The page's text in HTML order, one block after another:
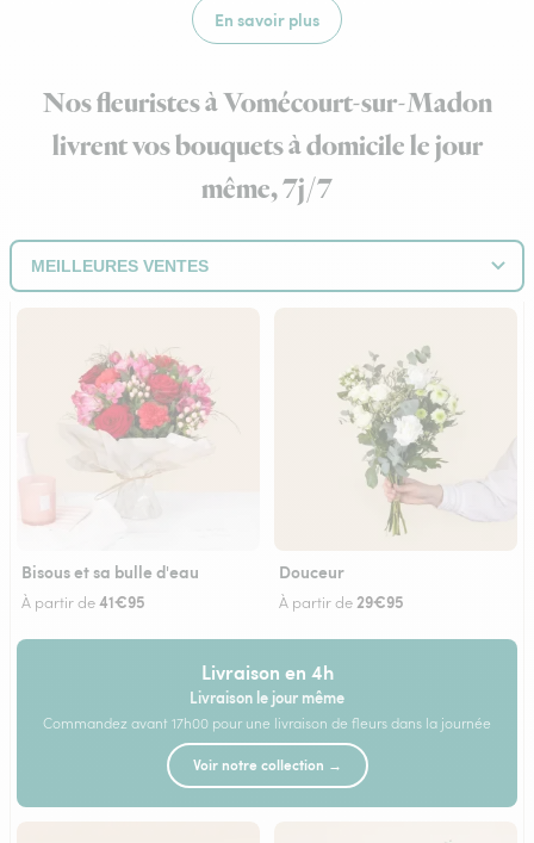
En savoir plus
Nos fleuristes à Vomécourt-sur-Madon
livrent vos bouquets à domicile le jour
même, 7j/7
Bisous et sa bulle d'eau
À partir de41€95
Douceur
À partir de29€95
Livraison en 4h
Livraison le jour même
Commandez avant 17h00 pour une livraison de fleurs dans la journée
Voir notre collection →